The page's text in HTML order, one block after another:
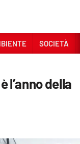
SOCIETÀ
l’anno della